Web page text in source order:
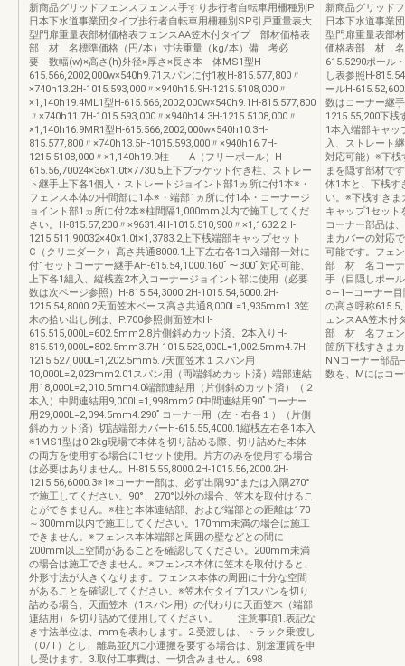
新商品グリッドフェンスフェンス手すり歩行者自転車用柵種別P
日本下水道事業団タイプ歩行者自転車用柵種別SP引戸重量表大
型門扉重量表部材価格表フェンスAA笠木付タイプ 部材価格表
部 材 名標準価格（円/本）寸法重量（kg/本）備 考必
要 数幅(w)×高さ(h)外径×厚さ×長さ本 体MS1型H-
615.566,2002,000w×540h9.71スパンに付1枚H-815.577,800〃
×740h13.2H-1015.593,000〃×940h15.9H-1215.5108,000〃
×1,140h19.4ML1型H-615.566,2002,000w×540h9.1H-815.577,800
〃×740h11.7H-1015.593,000〃×940h14.3H-1215.5108,000〃
×1,140h16.9MR1型H-615.566,2002,000w×540h10.3H-
815.577,800〃×740h13.5H-1015.593,000〃×940h16.7H-
1215.5108,000〃×1,140h19.9柱 A（フリーポール）H-
615.56,70024×36×1.0t×7730.5上下ブラケット付き柱、ストレー
ト継手上下各1個入・ストレートジョイント部1ヵ所に付1本※・
フェンス本体の中間部に1本※・端部1ヵ所に付1本・コーナージ
ョイント部1ヵ所に付2本※柱間隔1,000mm以内で施工してくだ
さい。H-815.57,200〃×9631.4H-1015.510,900〃×1,1632.2H-
1215.511,90032×40×1.0t×1,3783.2上下桟端部キャップセット
C（クリエダーク）高さ共通8000.1上下左右各1コ入端部一対に
付1セットコーナー継手AH-615.54,1000.160ﾟ～300ﾟ対応可能、
上下各1組入、縦桟蓋2本入コーナージョイント部に使用（必要
数は次ページ参照）H-815.54,3000.2H-1015.54,6000.2H-
1215.54,8000.2天面笠木ベース高さ共通8,000L=1,935mm1.3笠
木の拾い出し例は、P.700参照側面笠木H-
615.515,000L=602.5mm2.8片側斜めカット済、2本入りH-
815.519,000L=802.5mm3.7H-1015.523,000L=1,002.5mm4.7H-
1215.527,000L=1,202.5mm5.7天面笠木１スパン用
10,000L=2,023mm2.01スパン用（両端斜めカット済）端部連結
用18,000L=2,010.5mm4.0端部連結用（片側斜めカット済）（２
本入）中間連結用9,000L=1,998mm2.0中間連結用90ﾟコーナー
用29,000L=2,094.5mm4.290ﾟコーナー用（左・右各１）（片側
斜めカット済）切詰端部カバーH-615.55,4000.1縦桟左右各1本入
※1MS1型は0.2kg現場で本体を切り詰める際、切り詰めた本体
の両方を使用する場合に1セット使用。片方のみを使用する場合
は必要はありません。H-815.55,8000.2H-1015.56,2000.2H-
1215.56,6000.3※1※コーナー部は、必ず出隅90°または入隅270°
で施工してください。90°、270°以外の場合、笠木を取付けるこ
とができません。※柱と本体連結部、および端部との距離は170
～300mm以内で施工してください。170mm未満の場合は施工
できません。※フェンス本体端部と周囲の壁などとの間に
200mm以上空間があることを確認してください。200mm未満
の場合は施工できません。※フェンス本体に笠木を取付けると、
外形寸法が大きくなります。フェンス本体の周囲に十分な空間
があることを確認してください。※笠木付タイプ1スパンを切り
詰める場合、天面笠木（1スパン用）の代わりに天面笠木（端部
連結用）を切り詰めて使用してください。 注意事項1.表記な
き寸法単位は、mmを表わします。2.受渡しは、トラック乗渡し
（O/T）とし、離島並びに小運搬を要する場合は、別途運賃を申
し受けます。3.取付工事費は、一切含みません。698
新商品グリッド
日本下水道事業
型門扉重量表部
価格表部 材 名
615.5290ポール
し表参照H-
ールH-
数はコーナー継
1215.55,200下桟
1本入端部キャッ
入、ストレート
対応可能）※下桟
まを隠す部材で
体1本と、下桟す
い。※下桟すきま
キャップ1セット
コーナー部品は
まカバーの対応
可能です。フェ
部 材 名コーナ
手（目隠しポー
○―1―コーナー目
の高さ呼称615.5
ェンスAA笠木付
部 材 名フェン
箇所下桟すきま
NNコーナー部品
数を、Mにはコ